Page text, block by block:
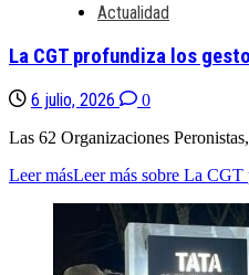
Actualidad
La CGT profundiza los
6 julio, 2026
0
Las 62 Organizaciones
Leer másLeer más sobre La CGT